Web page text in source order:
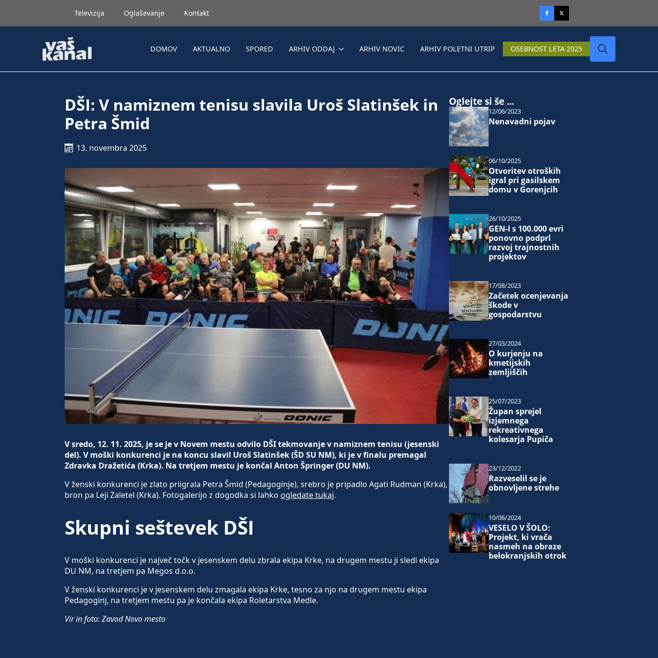
Televizija Oglaševanje Kontakt
DOMOV AKTUALNO SPORED ARHIV ODDAJ ARHIV NOVIC ARHIV POLETNI UTRIP OSEBNOST LETA 2025
DŠI: V namiznem tenisu slavila Uroš Slatinšek in
Petra Šmid
13. novembra 2025
V sredo, 12. 11. 2025, je se je v Novem mestu odvilo DŠI tekmovanje v namiznem tenisu (jesenski
del). V moški konkurenci je na koncu slavil Uroš Slatinšek (ŠD SU NM), ki je v finalu premagal
Zdravka Dražetića (Krka). Na tretjem mestu je končal Anton Špringer (DU NM).
V ženski konkurenci je zlato priigrala Petra Šmid (Pedagoginje), srebro je pripadlo Agati Rudman (Krka),
bron pa Leji Zaletel (Krka). Fotogalerijo z dogodka si lahko ogledate tukaj.
Skupni seštevek DŠI
V moški konkurenci je največ točk v jesenskem delu zbrala ekipa Krke, na drugem mestu ji sledi ekipa
DU NM, na tretjem pa Megos d.o.o.
V ženski konkurenci je v jesenskem delu zmagala ekipa Krke, tesno za njo na drugem mestu ekipa
Pedagoginj, na tretjem mestu pa je končala ekipa Roletarstva Medle.
Vir in foto: Zavod Novo mesto
Oglejte si še ...
Nenavadni pojav
12/06/2023
Otvoritev otroških
igral pri gasilskem
domu v Gorenjcih
06/10/2025
GEN-I s 100.000 evri
ponovno podprl
razvoj trajnostnih
projektov
26/10/2025
Začetek ocenjevanja
škode v
gospodarstvu
17/08/2023
O kurjenju na
kmetijskih
zemljiščih
27/03/2024
Župan sprejel
izjemnega
rekreativnega
kolesarja Pupiča
25/07/2023
Razveselil se je
obnovljene strehe
23/12/2022
VESELO V ŠOLO:
Projekt, ki vrača
nasmeh na obraze
belokranjskih otrok
10/06/2024